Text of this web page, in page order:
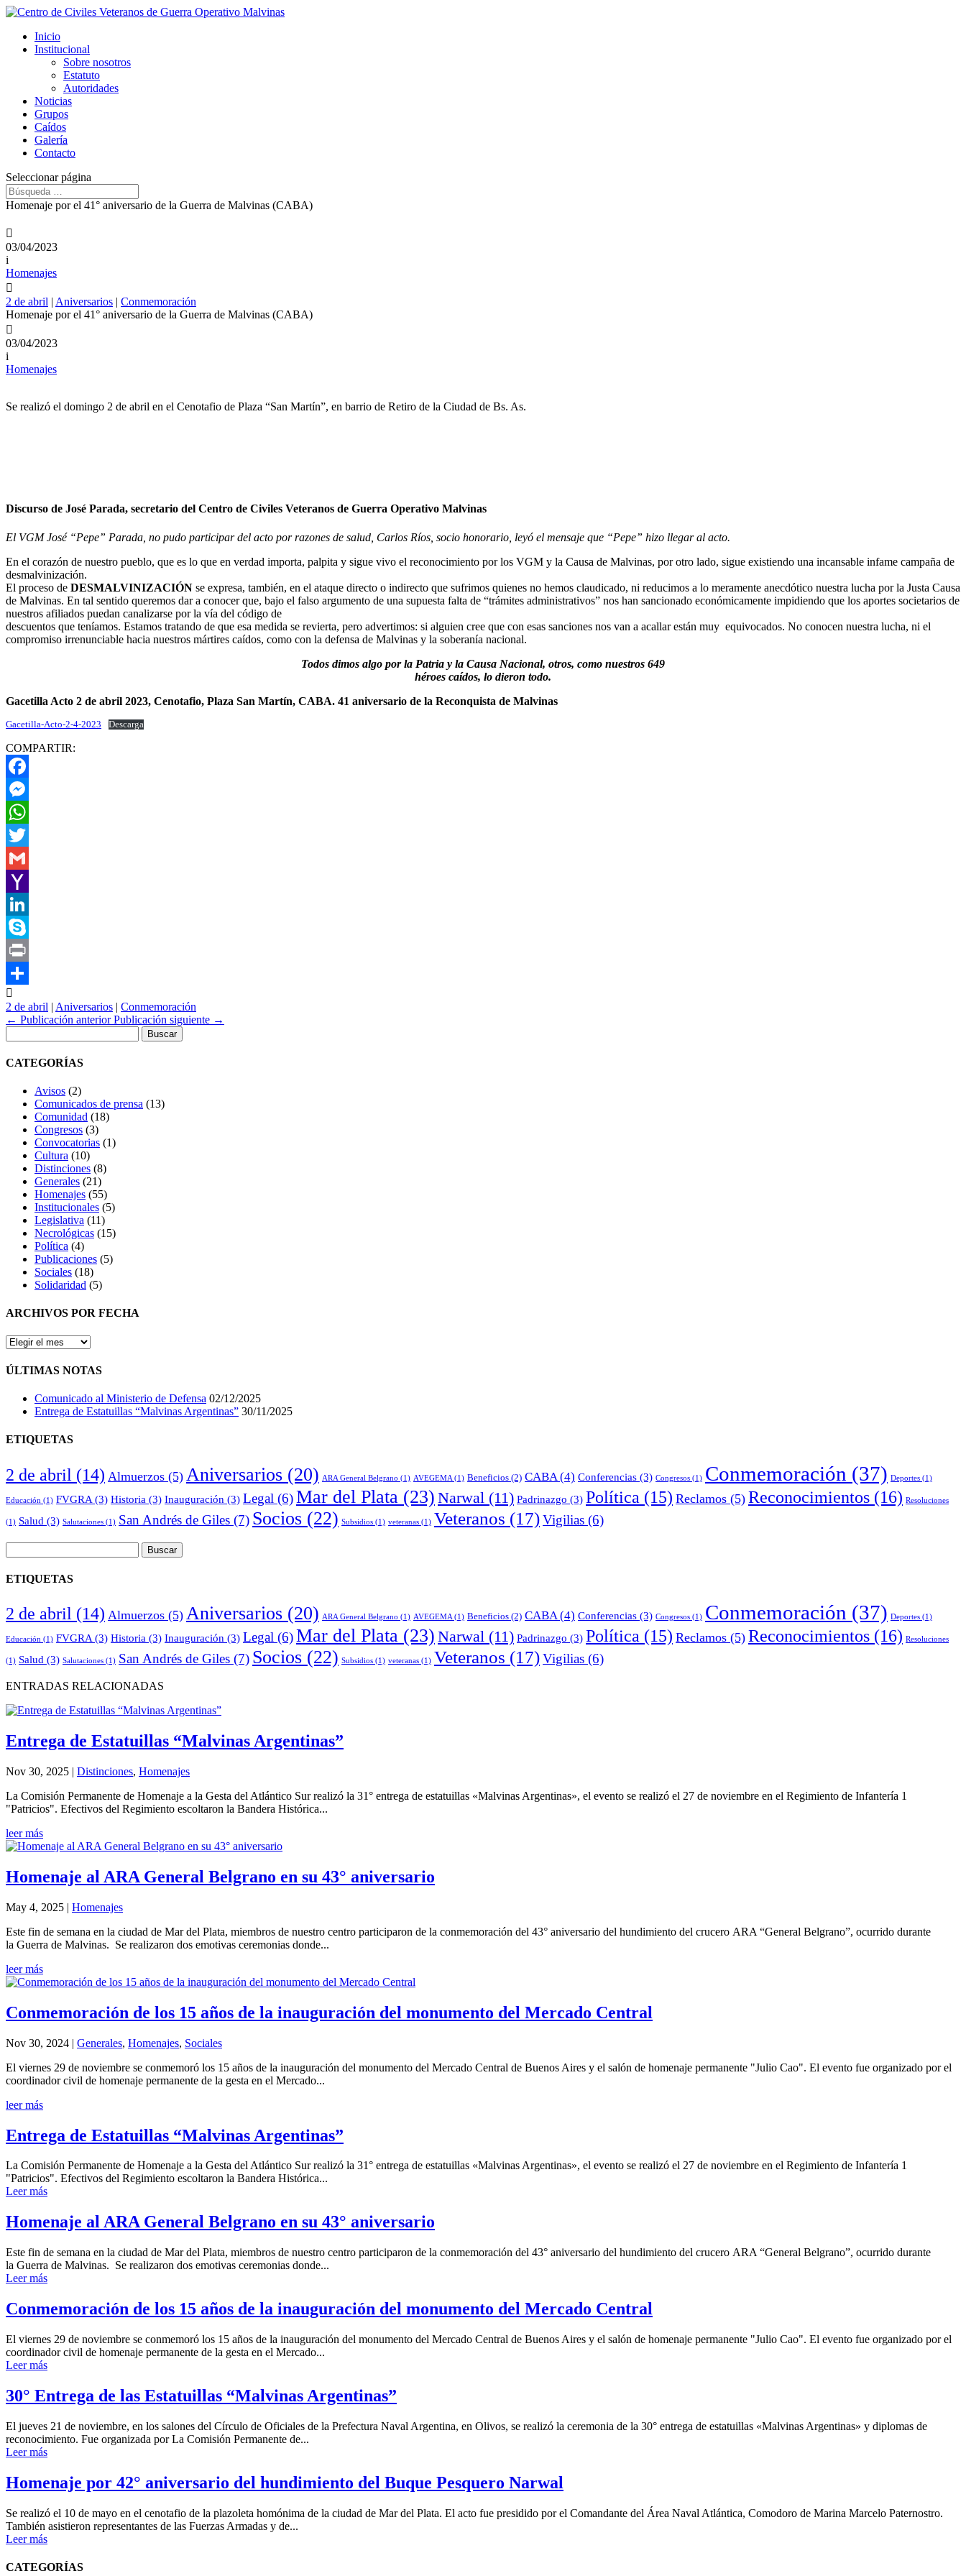
Inicio
Institucional
Sobre nosotros
Estatuto
Autoridades
Noticias
Grupos
Caídos
Galería
Contacto
Seleccionar página
Homenaje por el 41° aniversario de la Guerra de Malvinas (CABA)

03/04/2023
i
Homenajes

2 de abril | Aniversarios | Conmemoración
Homenaje por el 41° aniversario de la Guerra de Malvinas (CABA)

03/04/2023
i
Homenajes
Se realizó el domingo 2 de abril en el Cenotafio de Plaza “San Martín”, en barrio de Retiro de la Ciudad de Bs. As.
Discurso de José Parada, secretario del Centro de Civiles Veteranos de Guerra Operativo Malvinas
El VGM José “Pepe” Parada, no pudo participar del acto por razones de salud, Carlos Ríos, socio honorario, leyó el mensaje que “Pepe” hizo llegar al acto.
En el corazón de nuestro pueblo, que es lo que en verdad importa, palpita y sigue vivo el reconocimiento por los VGM y la Causa de Malvinas, por otro lado, sigue existiendo una incansable infame campaña de
desmalvinización.
El proceso de DESMALVINIZACIÓN se expresa, también, en el ataque directo o indirecto que sufrimos quienes no hemos claudicado, ni reducimos a lo meramente anecdótico nuestra lucha por la Justa Causa
de Malvinas. En tal sentido queremos dar a conocer que, bajo el falso argumento de una supuesta falta de “trámites administrativos” nos han sancionado económicamente impidiendo que los aportes societarios de
nuestros afiliados puedan canalizarse por la vía del código de
descuentos que teníamos. Estamos tratando de que esa medida se revierta, pero advertimos: si alguien cree que con esas sanciones nos van a acallar están muy equivocados. No conocen nuestra lucha, ni el
compromiso irrenunciable hacia nuestros mártires caídos, como con la defensa de Malvinas y la soberanía nacional.
Todos dimos algo por la Patria y la Causa Nacional, otros, como nuestros 649
héroes caídos, lo dieron todo.
Gacetilla Acto 2 de abril 2023, Cenotafio, Plaza San Martín, CABA. 41 aniversario de la Reconquista de Malvinas
Gacetilla-Acto-2-4-2023 Descarga
COMPARTIR:
Facebook
Messenger
WhatsApp
Twitter
Gmail
Yahoo
Mail
LinkedIn
Skype
Print
Compartir

2 de abril | Aniversarios | Conmemoración
← Publicación anterior Publicación siguiente →
CATEGORÍAS
Avisos (2)
Comunicados de prensa (13)
Comunidad (18)
Congresos (3)
Convocatorias (1)
Cultura (10)
Distinciones (8)
Generales (21)
Homenajes (55)
Institucionales (5)
Legislativa (11)
Necrológicas (15)
Política (4)
Publicaciones (5)
Sociales (18)
Solidaridad (5)
ARCHIVOS POR FECHA
ARCHIVOS
FECHA
ÚLTIMAS NOTAS
Comunicado al Ministerio de Defensa 02/12/2025
Entrega de Estatuillas “Malvinas Argentinas” 30/11/2025
ETIQUETAS
2 de abril (14) Almuerzos (5) Aniversarios (20) ARA General Belgrano (1) AVEGEMA (1) Beneficios (2) CABA (4) Conferencias (3) Congresos (1) Conmemoración (37) Deportes (1)
Educación (1) FVGRA (3) Historia (3) Inauguración (3) Legal (6)Mar del Plata (23) Narwal (11) Padrinazgo (3) Política (15) Reclamos (5) Reconocimientos (16) Resoluciones
(1) Salud (3) Salutaciones (1) San Andrés de Giles (7) Socios (22) Subsidios (1) veteranas (1) Veteranos (17)Vigilias (6)
ETIQUETAS
2 de abril (14) Almuerzos (5) Aniversarios (20) ARA General Belgrano (1) AVEGEMA (1) Beneficios (2) CABA(4) Conferencias (3) Congresos (1) Conmemoración (37) Deportes (1)
Educación (1) FVGRA (3) Historia (3) Inauguración (3) Legal (6)Mar del Plata (23) Narwal (11) Padrinazgo (3) Política (15) Reclamos (5) Reconocimientos (16) Resoluciones
(1) Salud (3) Salutaciones (1) San Andrés de Giles (7) Socios (22) Subsidios (1) veteranas (1) Veteranos (17)Vigilias (6)
ENTRADAS RELACIONADAS
Entrega de Estatuillas “Malvinas Argentinas”
Nov 30, 2025 | Distinciones, Homenajes
La Comisión Permanente de Homenaje a la Gesta del Atlántico Sur realizó la 31° entrega de estatuillas «Malvinas Argentinas», el evento se realizó el 27 de noviembre en el Regimiento de Infantería 1
"Patricios". Efectivos del Regimiento escoltaron la Bandera Histórica...
leer más
Homenaje al ARA General Belgrano en su 43° aniversario
May 4, 2025 | Homenajes
Este fin de semana en la ciudad de Mar del Plata, miembros de nuestro centro participaron de la conmemoración del 43° aniversario del hundimiento del crucero ARA “General Belgrano”, ocurrido durante
la Guerra de Malvinas. Se realizaron dos emotivas ceremonias donde...
leer más
Conmemoración de los 15 años de la inauguración del monumento del Mercado Central
Nov 30, 2024 | Generales, Homenajes, Sociales
El viernes 29 de noviembre se conmemoró los 15 años de la inauguración del monumento del Mercado Central de Buenos Aires y el salón de homenaje permanente "Julio Cao". El evento fue organizado por el
coordinador civil de homenaje permanente de la gesta en el Mercado...
leer más
Entrega de Estatuillas “Malvinas Argentinas”
La Comisión Permanente de Homenaje a la Gesta del Atlántico Sur realizó la 31° entrega de estatuillas «Malvinas Argentinas», el evento se realizó el 27 de noviembre en el Regimiento de Infantería 1
"Patricios". Efectivos del Regimiento escoltaron la Bandera Histórica...
Leer más
Homenaje al ARA General Belgrano en su 43° aniversario
Este fin de semana en la ciudad de Mar del Plata, miembros de nuestro centro participaron de la conmemoración del 43° aniversario del hundimiento del crucero ARA “General Belgrano”, ocurrido durante
la Guerra de Malvinas. Se realizaron dos emotivas ceremonias donde...
Leer más
Conmemoración de los 15 años de la inauguración del monumento del Mercado Central
El viernes 29 de noviembre se conmemoró los 15 años de la inauguración del monumento del Mercado Central de Buenos Aires y el salón de homenaje permanente "Julio Cao". El evento fue organizado por el
coordinador civil de homenaje permanente de la gesta en el Mercado...
Leer más
30° Entrega de las Estatuillas “Malvinas Argentinas”
El jueves 21 de noviembre, en los salones del Círculo de Oficiales de la Prefectura Naval Argentina, en Olivos, se realizó la ceremonia de la 30° entrega de estatuillas «Malvinas Argentinas» y diplomas de
reconocimiento. Fue organizada por La Comisión Permanente de...
Leer más
Homenaje por 42° aniversario del hundimiento del Buque Pesquero Narwal
Se realizó el 10 de mayo en el cenotafio de la plazoleta homónima de la ciudad de Mar del Plata. El acto fue presidido por el Comandante del Área Naval Atlántica, Comodoro de Marina Marcelo Paternostro.
También asistieron representantes de las Fuerzas Armadas y de...
Leer más
CATEGORÍAS